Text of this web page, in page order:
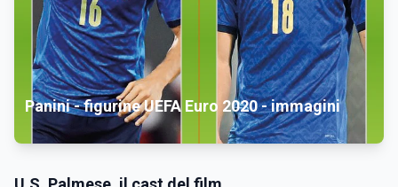
Panini - figurine UEFA Euro 2020 - immagini